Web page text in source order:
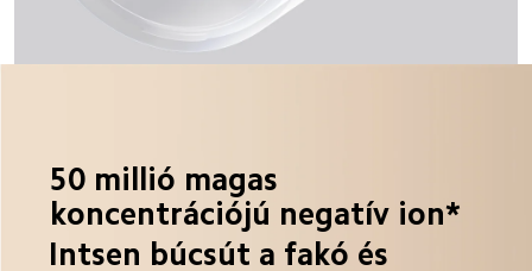
50 millió magas
koncentrációjú negatív ion*
Intsen búcsút a fakó és